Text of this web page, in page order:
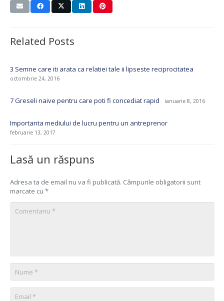
Related Posts
3 Semne care iti arata ca relatiei tale ii lipseste reciprocitatea
octombrie 24, 2016
7 Greseli naive pentru care poti fi concediat rapid ianuarie 8, 2016
Importanta mediului de lucru pentru un antreprenor
februarie 13, 2017
Lasă un răspuns
Adresa ta de email nu va fi publicată. Câmpurile obligatorii sunt
marcate cu *